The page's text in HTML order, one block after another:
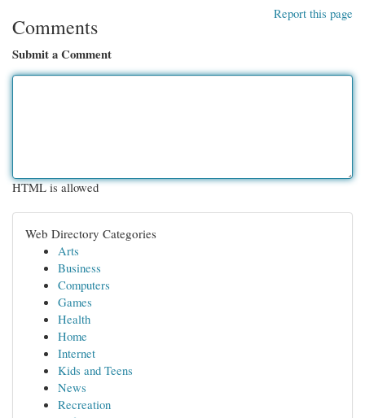
Report this page
Comments
Submit a Comment
HTML is allowed
Web Directory Categories
Arts
Business
Computers
Games
Health
Home
Internet
Kids and Teens
News
Recreation